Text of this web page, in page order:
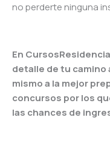
no perderte ninguna
En
detalle de tu camino
mismo a la mejor
concursos por los
las chances de